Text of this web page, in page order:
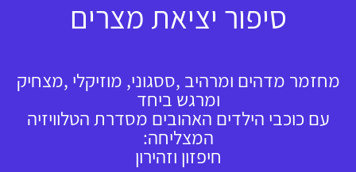
סיפור יציאת מצרים
מחזמר מדהים ומרהיב ,ססגוני, מוזיקלי ,מצחיק
ומרגש ביחד
עם כוכבי הילדים האהובים מסדרת הטלוויזיה
המצליחה:
חיפזון וזהירון